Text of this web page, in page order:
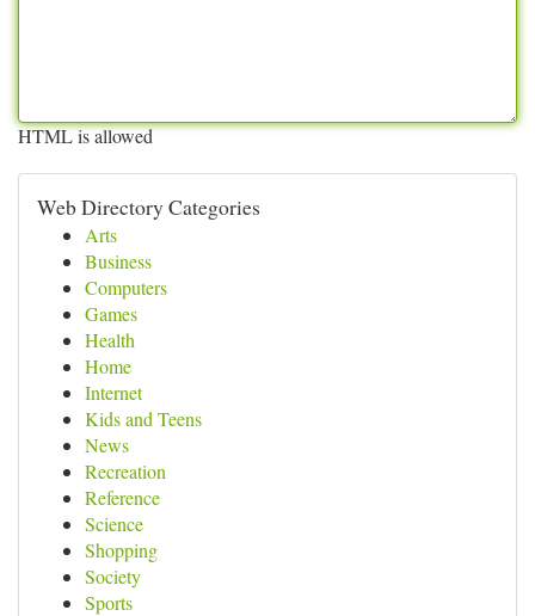
HTML is allowed
Web Directory Categories
Arts
Business
Computers
Games
Health
Home
Internet
Kids and Teens
News
Recreation
Reference
Science
Shopping
Society
Sports